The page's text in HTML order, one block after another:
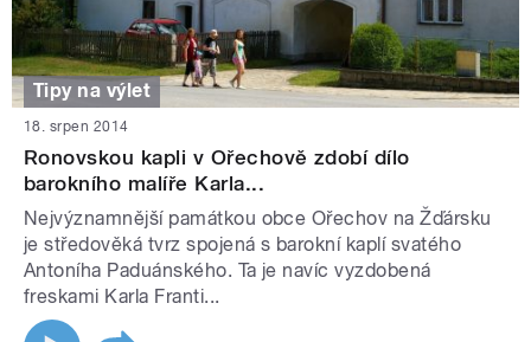
Tipy na výlet
18. srpen 2014
Ronovskou kapli v Ořechově zdobí dílo
barokního malíře Karla...
Nejvýznamnější památkou obce Ořechov na Žďársku
je středověká tvrz spojená s barokní kaplí svatého
Antoníha Paduánského. Ta je navíc vyzdobená
freskami Karla Franti...